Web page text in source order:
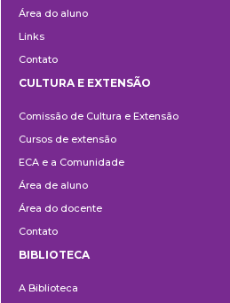
Área do aluno
Links
Contato
e
Extensão
CULTURA E EXTENSÃO
Comissão de Cultura e Extensão
Cursos de extensão
ECA e a Comunidade
Área de aluno
Área do docente
Contato
BIBLIOTECA
A Biblioteca